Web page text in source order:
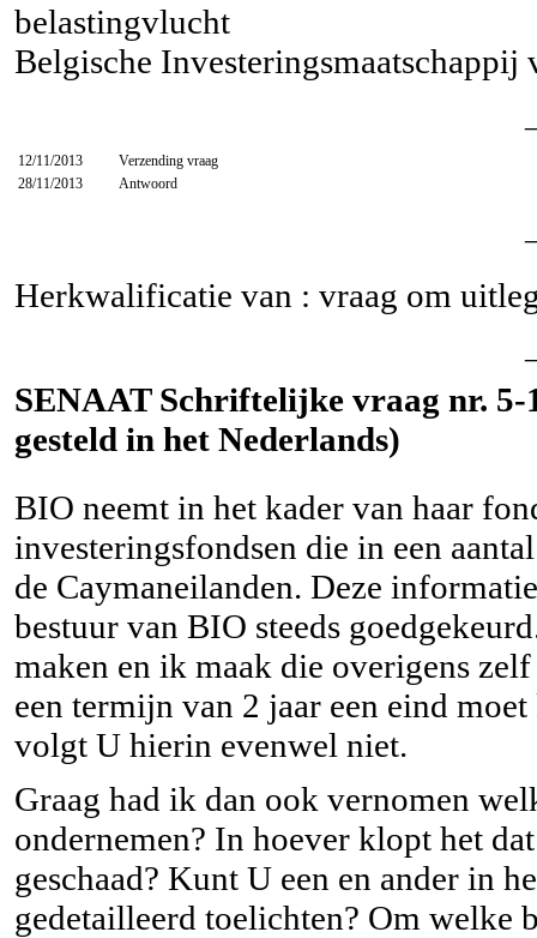
belastingvlucht
Belgische
12/11/2013
Verzending vraag
28/11/2013
Antwoord
Herkwalificatie van : vraag om
SENAAT Schriftelijke vraag nr. 5-
gesteld in het Nederlands)
BIO neemt in het kader van haar
investeringsfondsen die in een
de Caymaneilanden. Deze
bestuur van BIO steeds
maken en ik maak die overigens
een termijn van 2 jaar een eind
volgt U hierin evenwel niet.
Graag had ik dan ook vernomen
ondernemen? In hoever klopt het
geschaad? Kunt U een en ander in
gedetailleerd toelichten? Om welke